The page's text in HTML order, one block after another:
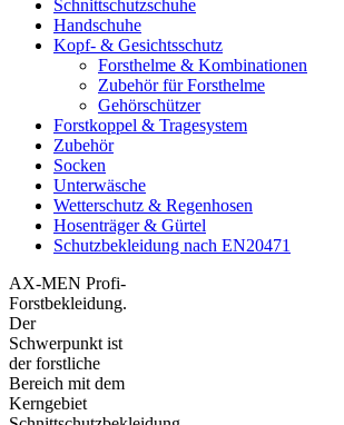
Schnittschutzschuhe
Handschuhe
Kopf- & Gesichtsschutz
Forsthelme & Kombinationen
Zubehör für Forsthelme
Gehörschützer
Forstkoppel & Tragesystem
Zubehör
Socken
Unterwäsche
Wetterschutz & Regenhosen
Hosenträger & Gürtel
Schutzbekleidung nach EN20471
AX-MEN Profi-
Forstbekleidung.
Der
Schwerpunkt ist
der forstliche
Bereich mit dem
Kerngebiet